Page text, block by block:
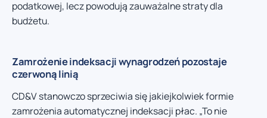
podatkowej, lecz powodują zauważalne straty dla
budżetu.
Zamrożenie indeksacji wynagrodzeń pozostaje
czerwoną linią
CD&V stanowczo sprzeciwia się jakiejkolwiek formie
zamrożenia automatycznej indeksacji płac. „To nie